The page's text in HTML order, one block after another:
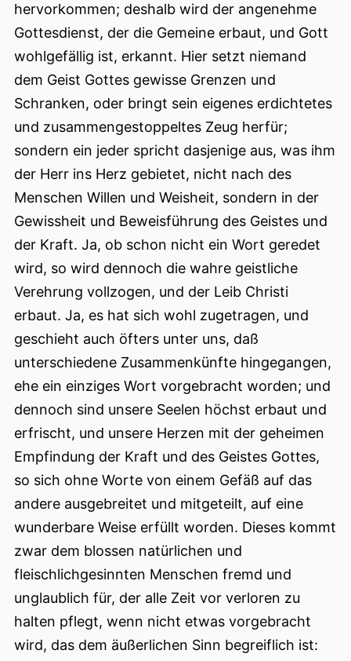
hervorkommen; deshalb wird der angenehme
Gottesdienst, der die Gemeine erbaut, und Gott
wohlgefällig ist, erkannt. Hier setzt niemand
dem Geist Gottes gewisse Grenzen und
Schranken, oder bringt sein eigenes erdichtetes
und zusammengestoppeltes Zeug herfür;
sondern ein jeder spricht dasjenige aus, was ihm
der Herr ins Herz gebietet, nicht nach des
Menschen Willen und Weisheit, sondern in der
Gewissheit und Beweisführung des Geistes und
der Kraft. Ja, ob schon nicht ein Wort geredet
wird, so wird dennoch die wahre geistliche
Verehrung vollzogen, und der Leib Christi
erbaut. Ja, es hat sich wohl zugetragen, und
geschieht auch öfters unter uns, daß
unterschiedene Zusammenkünfte hingegangen,
ehe ein einziges Wort vorgebracht worden; und
dennoch sind unsere Seelen höchst erbaut und
erfrischt, und unsere Herzen mit der geheimen
Empfindung der Kraft und des Geistes Gottes,
so sich ohne Worte von einem Gefäß auf das
andere ausgebreitet und mitgeteilt, auf eine
wunderbare Weise erfüllt worden. Dieses kommt
zwar dem blossen natürlichen und
fleischlichgesinnten Menschen fremd und
unglaublich für, der alle Zeit vor verloren zu
halten pflegt, wenn nicht etwas vorgebracht
wird, das dem äußerlichen Sinn begreiflich ist: